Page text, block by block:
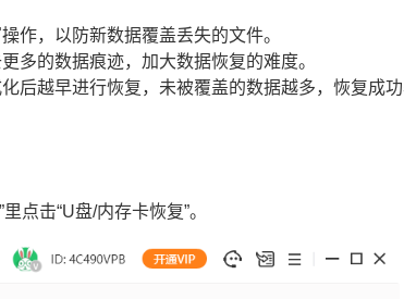
作，以防新数据覆盖丢失的文件。
多的数据痕迹，加大数据恢复的难度。
后越早进行恢复，未被覆盖的数据越多，恢复成
点击“U盘/内存卡恢复”。